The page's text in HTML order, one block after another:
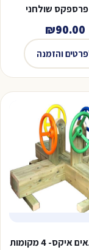
פרספקס שולחני
₪90.00
והזמנה
4 מקומות